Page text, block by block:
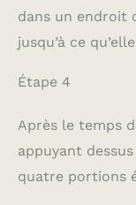
dans un endroit
jusqu’à ce
Étape 4
Après le temps
appuyant
quatre portions